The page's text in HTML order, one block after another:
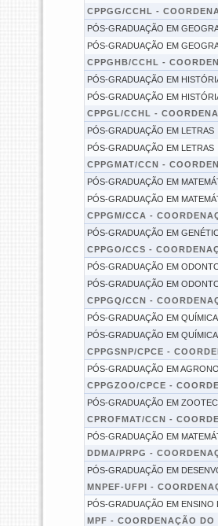
CPPGG/CCHL -
PÓS-GRADUAÇÃO EM
PÓS-GRADUAÇÃO EM
CPPGHB/CCHL -
PÓS-GRADUAÇÃO EM
PÓS-GRADUAÇÃO EM
CPPGL/CCHL -
PÓS-GRADUAÇÃO EM LETRAS
PÓS-GRADUAÇÃO EM LETRAS
CPPGMAT/CCN -
PÓS-GRADUAÇÃO EM
PÓS-GRADUAÇÃO EM
CPPGM/CCA -
PÓS-GRADUAÇÃO EM
CPPGO/CCS -
PÓS-GRADUAÇÃO EM
PÓS-GRADUAÇÃO EM
CPPGQ/CCN -
PÓS-GRADUAÇÃO EM QUÍMICA
PÓS-GRADUAÇÃO EM QUÍMICA
CPPGSNP/CPCE -
PÓS-GRADUAÇÃO EM
CPPGZOO/CPCE -
PÓS-GRADUAÇÃO EM
CPROFMAT/CCN -
PÓS-GRADUAÇÃO EM
DDMA/PRPG -
PÓS-GRADUAÇÃO EM
MNPEF-UFPI -
PÓS-GRADUAÇÃO EM ENSINO
MPF - COORDENAÇÃO